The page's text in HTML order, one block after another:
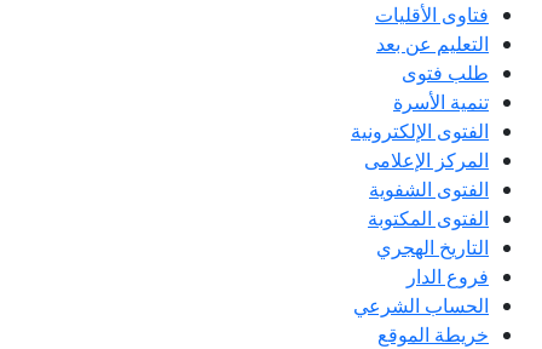
فتاوى الأقليات
التعليم عن بعد
طلب فتوى
تنمية الأسرة
الفتوى الإلكترونية
المركز الإعلامى
الفتوى الشفوية
الفتوى المكتوبة
التاريخ الهجري
فروع الدار
الحساب الشرعي
خريطة الموقع